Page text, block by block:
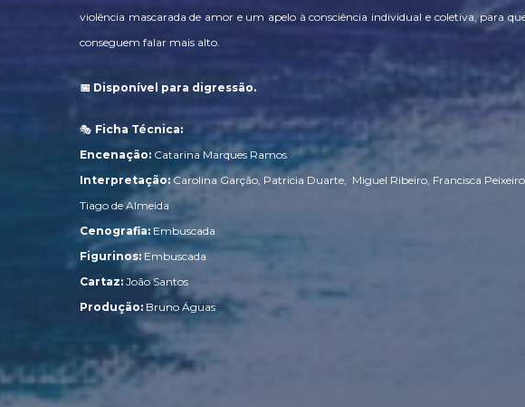
violência mascarada de amor e um apelo à consciência individual e coletiva, para
conseguem falar mais alto.
📅 Disponível para digressão.
🎭 Ficha Técnica:
Encenação: Catarina Marques Ramos
Interpretação:Carolina Garção, Patricia Duarte, Miguel Ribeiro, Francisca
Tiago de Almeida
Cenografia:Embuscada
Figurinos:Embuscada
Cartaz:João Santos
Produção: Bruno Águas